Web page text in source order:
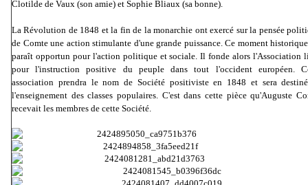
Clotilde de Vaux (son amie) et Sophie Bliaux (sa bonne).
La Révolution de 1848 et la fin de la monarchie ont exercé sur la pensée
de Comte une action stimulante d'une grande puissance. Ce moment
paraît opportun pour l'action politique et sociale. Il fonde alors l'Association
pour l'instruction positive du peuple dans tout l'occident européen.
association prendra le nom de Société positiviste en 1848 et sera
l'enseignement des classes populaires. C'est dans cette pièce qu'Auguste
recevait les membres de cette Société.